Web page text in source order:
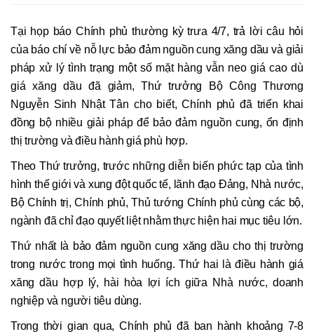
Tại họp báo Chính phủ thường kỳ trưa 4/7, trả lời câu hỏi
của báo chí về nỗ lực bảo đảm nguồn cung xăng dầu và giải
pháp xử lý tình trạng một số mặt hàng vẫn neo giá cao dù
giá xăng dầu đã giảm, Thứ trưởng Bộ Công Thương
Nguyễn Sinh Nhật Tân cho biết, Chính phủ đã triển khai
đồng bộ nhiều giải pháp để bảo đảm nguồn cung, ổn định
thị trường và điều hành giá phù hợp.
Theo Thứ trưởng, trước những diễn biến phức tạp của tình
hình thế giới và xung đột quốc tế, lãnh đạo Đảng, Nhà nước,
Bộ Chính trị, Chính phủ, Thủ tướng Chính phủ cùng các bộ,
ngành đã chỉ đạo quyết liệt nhằm thực hiện hai mục tiêu lớn.
Thứ nhất là bảo đảm nguồn cung xăng dầu cho thị trường
trong nước trong mọi tình huống. Thứ hai là điều hành giá
xăng dầu hợp lý, hài hòa lợi ích giữa Nhà nước, doanh
nghiệp và người tiêu dùng.
Trong thời gian qua, Chính phủ đã ban hành khoảng 7-8